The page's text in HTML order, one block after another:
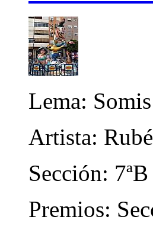
Lema:
Artista:
Sección: 7ªB
Premios: